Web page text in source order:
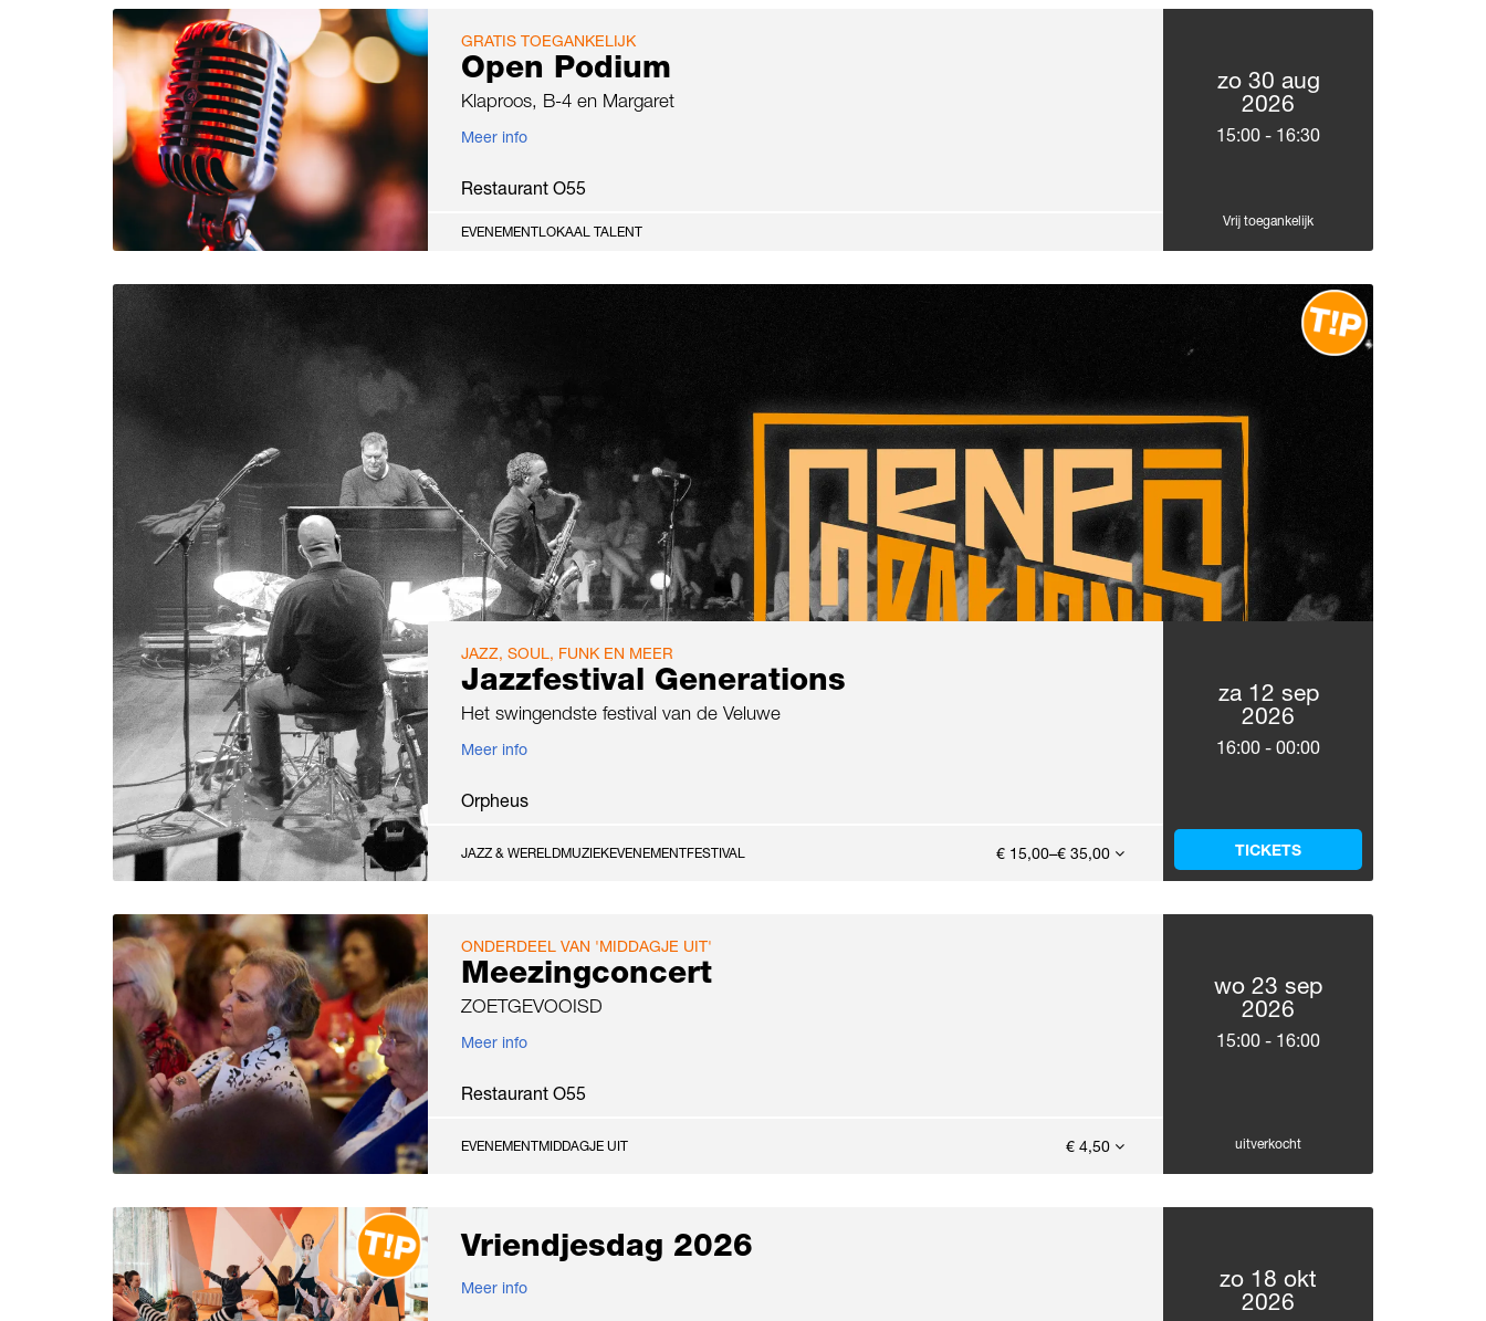
Open Podium
Klaproos, B-4 en Margaret
GRATIS TOEGANKELIJK
Meer info
Restaurant O55
EVENEMENTLOKAAL TALENT
zo 30 aug
2026
15:00 - 16:30
Vrij toegankelijk
Jazzfestival Generations
Het swingendste festival van de Veluwe
JAZZ, SOUL, FUNK EN MEER
Meer info
Orpheus
JAZZ & WERELDMUZIEKEVENEMENTFESTIVAL € 15,00–€ 35,00
za 12 sep
2026
16:00 - 00:00
TICKETS
Meezingconcert
ZOETGEVOOISD
ONDERDEEL VAN 'MIDDAGJE UIT'
Meer info
Restaurant O55
EVENEMENTMIDDAGJE UIT € 4,50
wo 23 sep
2026
15:00 - 16:00
uitverkocht
Vriendjesdag 2026
Meer info
zo 18 okt
2026